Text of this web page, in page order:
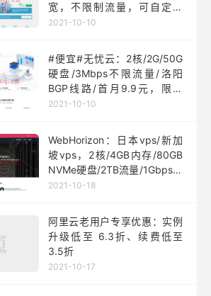
宽，不限制流量，可自定义
ISO
2021-10-10
#便宜#无忧云：2核/2G/50G
硬盘/3Mbps不限流量/洛阳
BGP线路/首月9.9元，限量
200台
2021-10-10
WebHorizon：日本vps/新加
坡vps，2核/4GB内存/80GB
NVMe硬盘/2TB流量/1Gbps端
口，$5/月起
2021-10-18
阿里云老用户专享优惠：实例
升级低至 6.3折、续费低至
3.5折
2021-10-17